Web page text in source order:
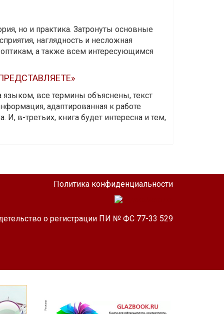
но и практика. Затронуты основные
наглядность и несложная
а также всем интересующимся
языком, все термины объяснены, текст
адаптированная к работе
в-третьих, книга будет интересна и тем,
Политика конфиденциальности
о регистрации ПИ № ФС 77-33 529